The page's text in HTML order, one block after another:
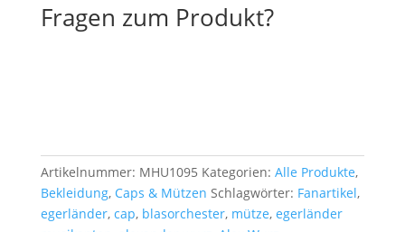
Fragen zum Produkt?
Artikelnummer: MHU1095 Kategorien: Alle Produkte,
Bekleidung, Caps & Mützen Schlagwörter: Fanartikel,
egerländer, cap, blasorchester, mütze, egerländer